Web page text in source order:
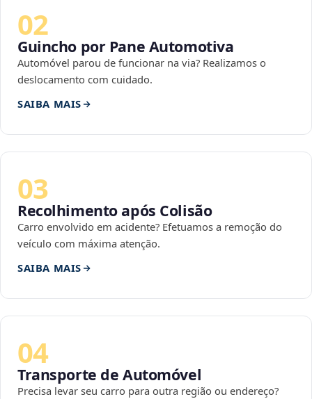
02
Guincho por Pane Automotiva
Automóvel parou de funcionar na via? Realizamos o
deslocamento com cuidado.
SAIBA MAIS
03
Recolhimento após Colisão
Carro envolvido em acidente? Efetuamos a remoção do
veículo com máxima atenção.
SAIBA MAIS
04
Transporte de Automóvel
Precisa levar seu carro para outra região ou endereço?